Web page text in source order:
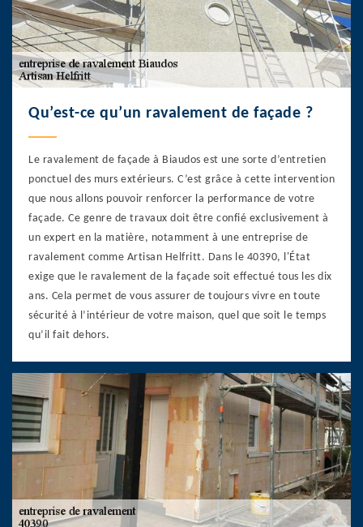
Qu’est-ce qu’un ravalement de façade ?
Le ravalement de façade à Biaudos est une sorte d’entretien
ponctuel des murs extérieurs. C’est grâce à cette intervention
que nous allons pouvoir renforcer la performance de votre
façade. Ce genre de travaux doit être confié exclusivement à
un expert en la matière, notamment à une entreprise de
ravalement comme Artisan Helfritt. Dans le 40390, l'État
exige que le ravalement de la façade soit effectué tous les dix
ans. Cela permet de vous assurer de toujours vivre en toute
sécurité à l’intérieur de votre maison, quel que soit le temps
qu’il fait dehors.